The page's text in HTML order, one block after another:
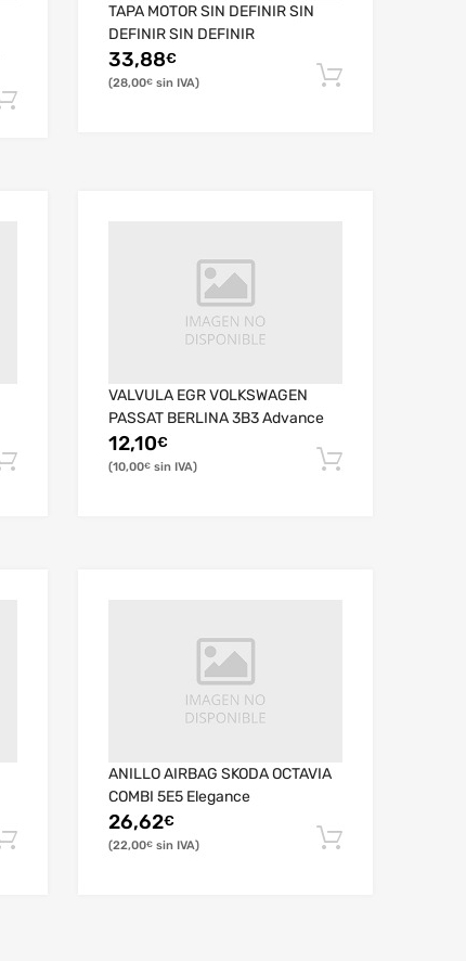
TAPA MOTOR SIN DEFINIR SIN
DEFINIR SIN DEFINIR
33,88€
28,00€
VALVULA EGR VOLKSWAGEN
PASSAT BERLINA 3B3 Advance
12,10€
10,00€
ANILLO AIRBAG SKODA OCTAVIA
COMBI 5E5 Elegance
26,62€
22,00€